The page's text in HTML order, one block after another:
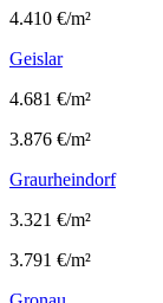
4.410 €/m²
Geislar
4.681 €/m²
3.876 €/m²
Graurheindorf
3.321 €/m²
3.791 €/m²